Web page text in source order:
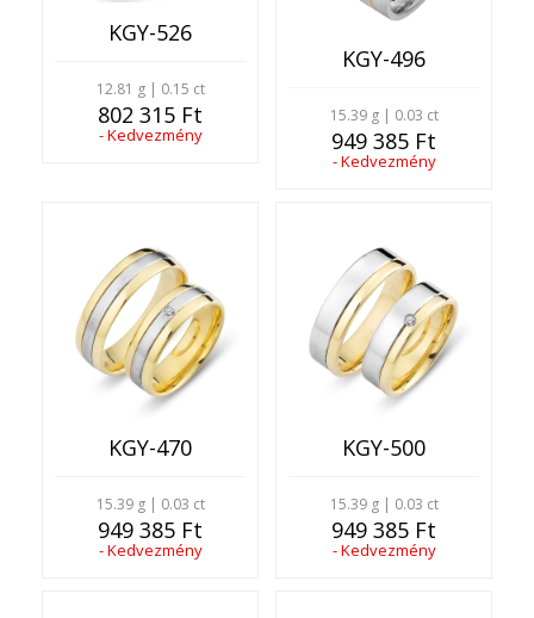
KGY-526
12.81 g | 0.15 ct
802 315 Ft
- Kedvezmény
KGY-496
15.39 g | 0.03 ct
949 385 Ft
- Kedvezmény
KGY-470
15.39 g | 0.03 ct
949 385 Ft
- Kedvezmény
KGY-500
15.39 g | 0.03 ct
949 385 Ft
- Kedvezmény